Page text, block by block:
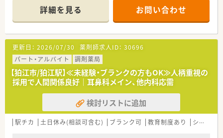
たり
○研修制度やキャリアパスが豊富です。保険薬剤師としてしっ
かり経験を積みたい方や将来的に調剤以外の分野で活躍された
い方におすすめです。
○薬局内のIT化推進による業務の効率化も積極的に行っていま
す。
○育休復帰・時短勤務・有休消化など女性が働きやすくなるサポ
ート体制も充実
詳細を見る お問い合わせ
更新日： 2026/07/30 薬剤師求人ID： 30696
パート・アルバイト
調剤薬局
【狛江市/狛江駅】≪未経験・ブランクの方もOK≫人柄重視の
採用で人間関係良好｜耳鼻科メイン、他内科応需
検討リストに追加
駅チカ 土日休み(相談可含む) ブランク可 教育制度あり シフト制